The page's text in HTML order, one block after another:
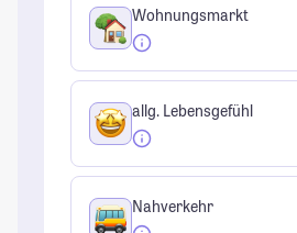
Wohnungsmarkt
allg. Lebensgefühl
Nahverkehr